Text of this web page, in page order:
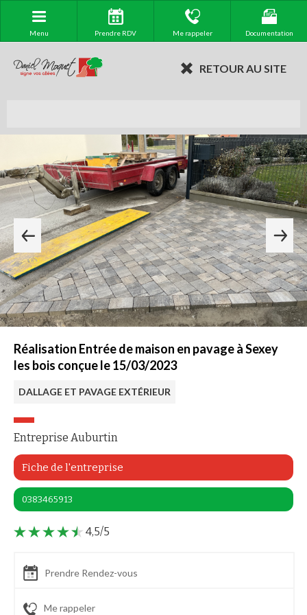
Menu Prendre RDV Me rappeler Documentation
RETOUR AU SITE
Réalisation Entrée de maison en pavage à Sexey
les bois conçue le 15/03/2023
DALLAGE ET PAVAGE EXTÉRIEUR
Entreprise Auburtin
Fiche de l'entreprise
0383465913
4,5/5
Prendre Rendez-vous
Me rappeler